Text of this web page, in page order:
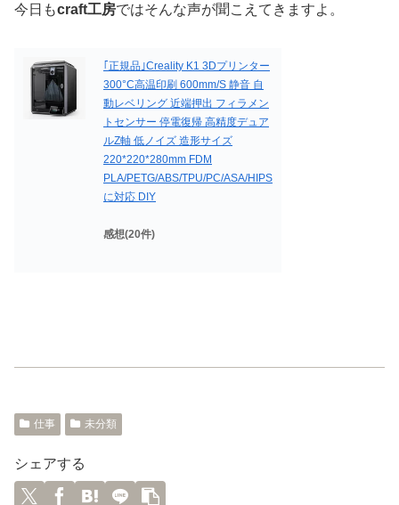
今日もcraft工房ではそんな声が聞こえてきますよ。
｢正規品｣Creality K1 3Dプリンター
300°C高温印刷 600mm/S 静音 自
動レベリング 近端押出 フィラメン
トセンサー 停電復帰 高精度デュア
ルZ軸 低ノイズ 造形サイズ
220*220*280mm FDM
PLA/PETG/ABS/TPU/PC/ASA/HIPS
に対応 DIY
感想(20件)
仕事 未分類
シェアする